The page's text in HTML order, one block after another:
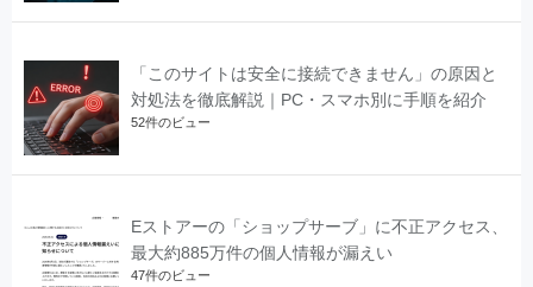
「このサイトは安全に接続できません」の原因と
対処法を徹底解説｜PC・スマホ別に手順を紹介
52件のビュー
Eストアーの「ショップサーブ」に不正アクセス、
最大約885万件の個人情報が漏えい
47件のビュー